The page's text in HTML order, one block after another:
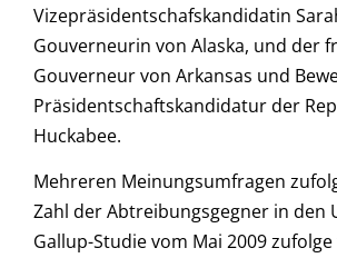
Vizepräsidentschafskandidatin
Gouverneurin von Alaska, und der
Gouverneur von Arkansas und
Präsidentschaftskandidatur der
Huckabee.
Mehreren Meinungsumfragen
Zahl der Abtreibungsgegner in den
Gallup-Studie vom Mai 2009